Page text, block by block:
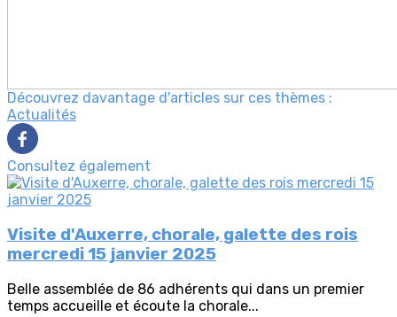
Découvrez davantage d'articles sur ces thèmes :
Actualités
Consultez également
Visite d'Auxerre, chorale, galette des rois
mercredi 15 janvier 2025
Belle assemblée de 86 adhérents qui dans un premier
temps accueille et écoute la chorale...